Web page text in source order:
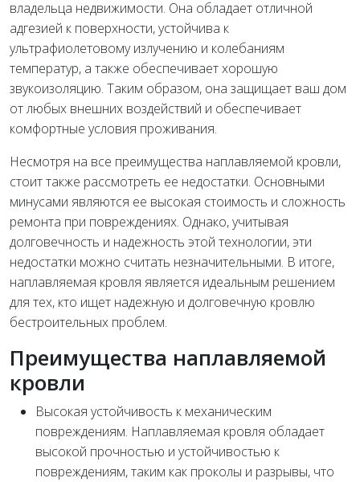
владельца недвижимости. Она обладает отличной
адгезией к поверхности, устойчива к
ультрафиолетовому излучению и колебаниям
температур, а также обеспечивает хорошую
звукоизоляцию. Таким образом, она защищает ваш дом
от любых внешних воздействий и обеспечивает
комфортные условия проживания.
Несмотря на все преимущества наплавляемой кровли,
стоит также рассмотреть ее недостатки. Основными
минусами являются ее высокая стоимость и сложность
ремонта при повреждениях. Однако, учитывая
долговечность и надежность этой технологии, эти
недостатки можно считать незначительными. В итоге,
наплавляемая кровля является идеальным решением
для тех, кто ищет надежную и долговечную кровлю
бестроительных проблем.
Преимущества наплавляемой
кровли
Высокая устойчивость к механическим
повреждениям. Наплавляемая кровля обладает
высокой прочностью и устойчивостью к
повреждениям, таким как проколы и разрывы, что